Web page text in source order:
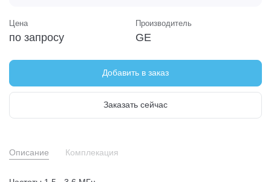
Цена
по запросу
Производитель
GE
Добавить в заказ
Заказать сейчас
Описание Комплекация